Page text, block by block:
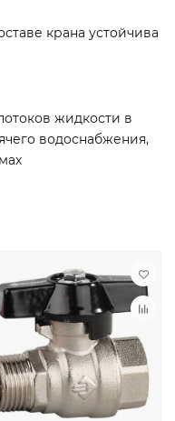
крана устойчива
жидкости в
водоснабжения,